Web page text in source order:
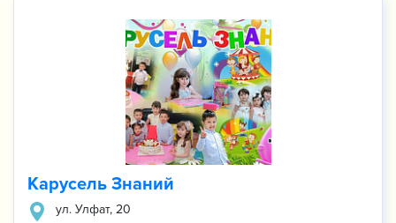
Карусель Знаний
ул. ​Улфат, 20